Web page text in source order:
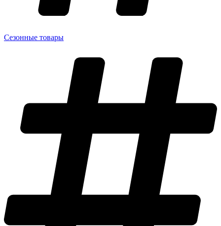
Сезонные товары